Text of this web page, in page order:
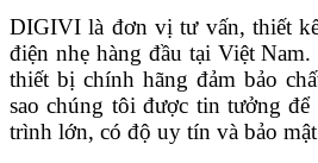
DIGIVI là đơn vị tư vấn, thiết
điện nhẹ hàng đầu tại Việt
thiết bị chính hãng đảm bảo
sao chúng tôi được tin tưởng
trình lớn, có độ uy tín và bảo mật